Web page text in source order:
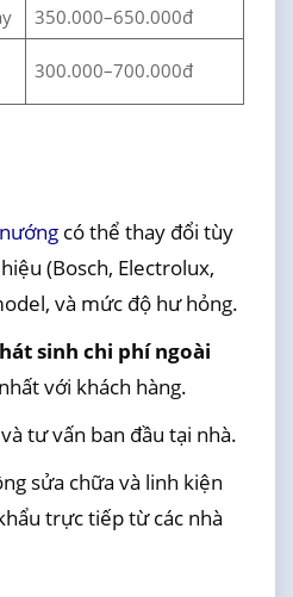
350.000–650.000đ
300.000–700.000đ
có thể thay đổi tùy
(Bosch, Electrolux,
và mức độ hư hỏng.
sinh chi phí ngoài
với khách hàng.
tư vấn ban đầu tại nhà.
sửa chữa và linh kiện
trực tiếp từ các nhà